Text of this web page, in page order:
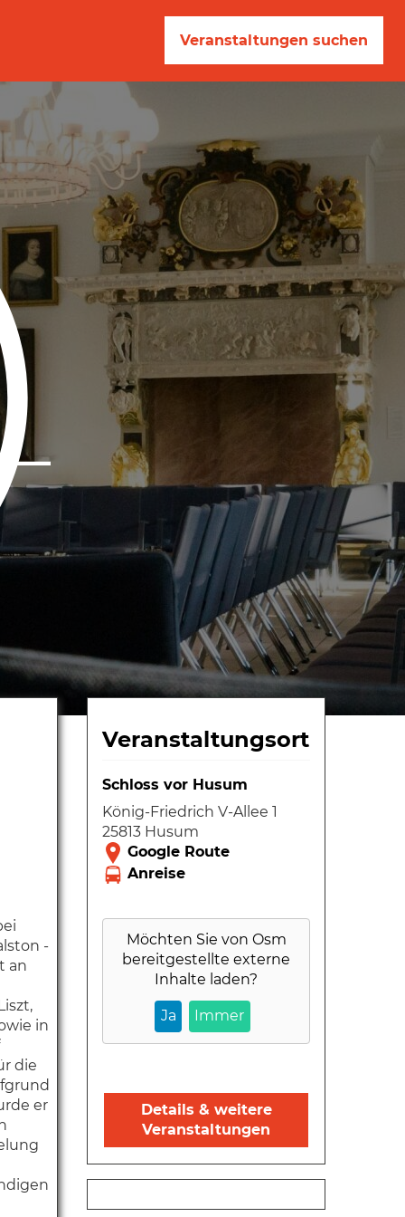
Veranstaltungen suchen
-
an
in
die
er
Veranstaltungsort
Schloss vor Husum
König-Friedrich V-Allee 1
25813 Husum
Möchten Sie von Osm
bereitgestellte externe
Inhalte laden?
Ja Immer
Details & weitere
Veranstaltungen